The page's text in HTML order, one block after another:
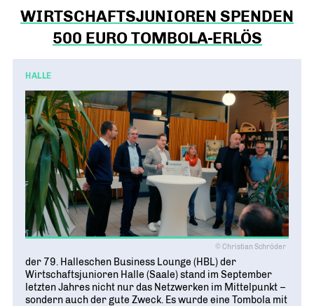
WIRTSCHAFTSJUNIOREN SPENDEN
500 EURO TOMBOLA-ERLÖS
HALLE
© Christian Schröder
der 79. Halleschen Business Lounge (HBL) der
Wirtschaftsjunioren Halle (Saale) stand im September
letzten Jahres nicht nur das Netzwerken im Mittelpunkt –
sondern auch der gute Zweck. Es wurde eine Tombola mit